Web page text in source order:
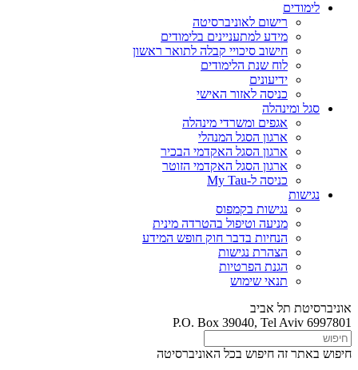
לימודים
רישום לאוניברסיטה
מידע למתעניינים בלימודים
חישוב סיכויי קבלה לתואר ראשון
לוח שנת הלימודים
ידיעונים
כניסה לאזור האישי
סגל ומינהלה
אגפים ומשרדי מינהלה
ארגון הסגל המנהלי
ארגון הסגל האקדמי הבכיר
ארגון הסגל האקדמי הזוטר
כניסה ל-My Tau
נגישות
נגישות בקמפוס
מניעה וטיפול בהטרדה מינית
הנחיות בדבר חוק חופש המידע
הצהרת נגישות
הגנת הפרטיות
תנאי שימוש
אוניברסיטת תל אביב
P.O. Box 39040, Tel Aviv 6997801
חיפוש באתר זה חיפוש בכל האוניברסיטה